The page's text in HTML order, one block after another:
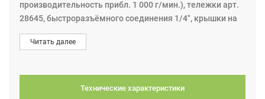
производительность прибл. 1 000 г/мин.), тележки арт.
28645, быстроразъёмного соединения 1/4", крышки на
бочку, катушки для шланга, z-образного поворотного
соединения и пистолета раздаточного.
Читать далее
Технические характеристики